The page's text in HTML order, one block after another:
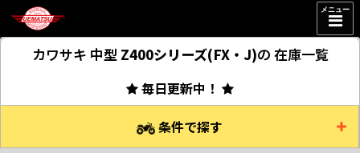
メニュー
カワサキ 中型 Z400シリーズ(FX・J)の 在庫一覧
毎日更新中！
条件で探す